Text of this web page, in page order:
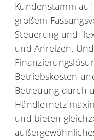
Kundenstamm
großem
Steuerung und
und Anreizen.
Betriebskosten
Betreuung durch
Händlernetz
und bieten